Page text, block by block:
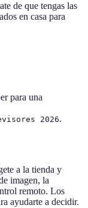
de que tengas las
en casa para
para una
2026.
a la tienda y
imagen, la
remoto. Los
ayudarte a decidir.